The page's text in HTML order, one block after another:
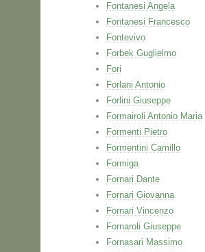
Fontanesi Angela
Fontanesi Francesco
Fontevivo
Forbek Guglielmo
Fori
Forlani Antonio
Forlini Giuseppe
Formairoli Antonio Maria
Formenti Pietro
Formentini Camillo
Formiga
Fornari Dante
Fornari Giovanna
Fornari Vincenzo
Fornaroli Giuseppe
Fornasari Massimo